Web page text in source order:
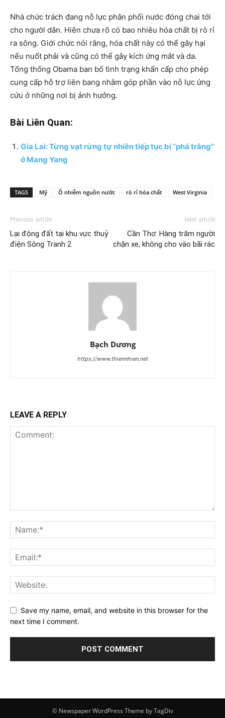
Nhà chức trách đang nỗ lực phân phối nước đóng chai tới
cho người dân. Hiên chưa rõ có bao nhiêu hóa chất bị rò rỉ
ra sông. Giới chức nói rằng, hóa chất này có thể gây hại
nếu nuốt phải và cũng có thể gây kích ứng mắt và da.
Tổng thống Obama ban bố tình trạng khẩn cấp cho phép
cung cấp hỗ trợ liên bang nhằm góp phần vào nỗ lực ứng
cứu ở những nơi bị ảnh hưởng.
Bài Liên Quan:
Gia Lai: Từng vạt rừng tự nhiên tiếp tục bị “phá trắng”
ở Mang Yang
TAGS Mỹ Ô nhiễm nguồn nước rò rỉ hóa chất West Virginia
Previous article
Lại động đất tại khu vực thuỷ
điện Sông Tranh 2
Next article
Cần Thơ: Hàng trăm người
chặn xe, không cho vào bãi rác
Bạch Dương
https://www.thiennhien.net
LEAVE A REPLY
Save my name, email, and website in this browser for the
next time I comment.
© Newspaper WordPress Theme by TagDiv